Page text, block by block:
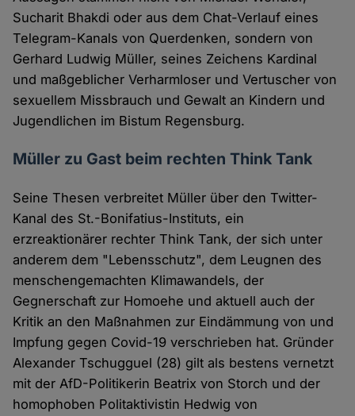
Sucharit Bhakdi oder aus dem Chat-Verlauf eines
Telegram-Kanals von Querdenken, sondern von
Gerhard Ludwig Müller, seines Zeichens Kardinal
und maßgeblicher Verharmloser und Vertuscher von
sexuellem Missbrauch und Gewalt an Kindern und
Jugendlichen im Bistum Regensburg.
Müller zu Gast beim rechten Think Tank
Seine Thesen verbreitet Müller über den Twitter-
Kanal des St.-Bonifatius-Instituts, ein
erzreaktionärer rechter Think Tank, der sich unter
anderem dem "Lebensschutz", dem Leugnen des
menschengemachten Klimawandels, der
Gegnerschaft zur Homoehe und aktuell auch der
Kritik an den Maßnahmen zur Eindämmung von und
Impfung gegen Covid-19 verschrieben hat. Gründer
Alexander Tschugguel (28) gilt als bestens vernetzt
mit der AfD-Politikerin Beatrix von Storch und der
homophoben Politaktivistin Hedwig von